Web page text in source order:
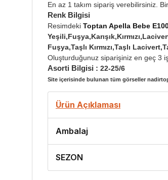
En az 1 takım sipariş verebilirsiniz.
Renk Bilgisi
Resimdeki Toptan Apella Bebe
Fuşya,Taşlı Kırmızı,Taşlı
Oluşturduğunuz siparişiniz en geç 3
Asorti Bilgisi : 22-25/6
Site içerisinde bulunan tüm görseller
Ürün Açıklaması
Ambalaj
SEZON